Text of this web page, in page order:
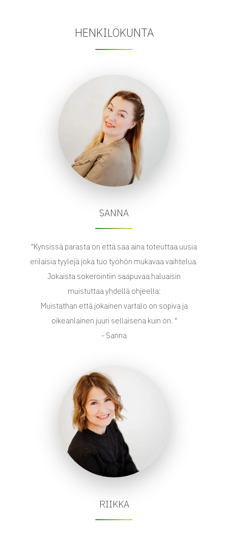
HENKILÖKUNTA
SANNA
"Kynsissä parasta on että saa aina toteuttaa uusia
erilaisia tyylejä joka tuo työhön mukavaa vaihtelua.
Jokaista sokerointiin saapuvaa haluaisin
muistuttaa yhdellä ohjeella:
Muistathan että jokainen vartalo on sopiva ja
oikeanlainen juuri sellaisena kuin on. "
- Sanna
RIIKKA